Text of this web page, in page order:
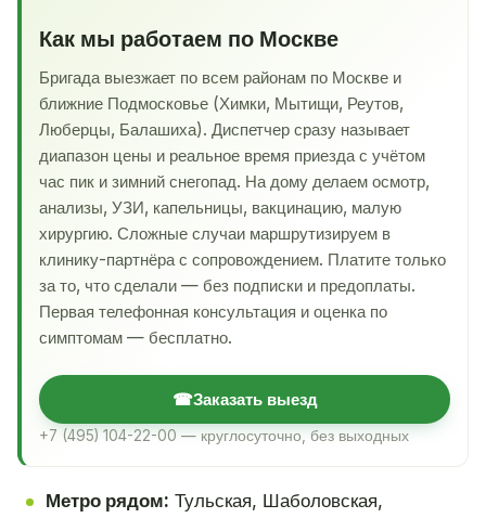
Как мы работаем по Москве
Бригада выезжает по всем районам по Москве и
ближние Подмосковье (Химки, Мытищи, Реутов,
Люберцы, Балашиха). Диспетчер сразу называет
диапазон цены и реальное время приезда с учётом
час пик и зимний снегопад. На дому делаем осмотр,
анализы, УЗИ, капельницы, вакцинацию, малую
хирургию. Сложные случаи маршрутизируем в
клинику-партнёра с сопровождением. Платите только
за то, что сделали — без подписки и предоплаты.
Первая телефонная консультация и оценка по
симптомам — бесплатно.
☎Заказать выезд
+7 (495) 104-22-00 — круглосуточно, без выходных
Метро рядом: Тульская, Шаболовская,